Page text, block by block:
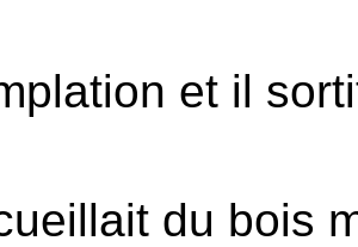
et il
du bois